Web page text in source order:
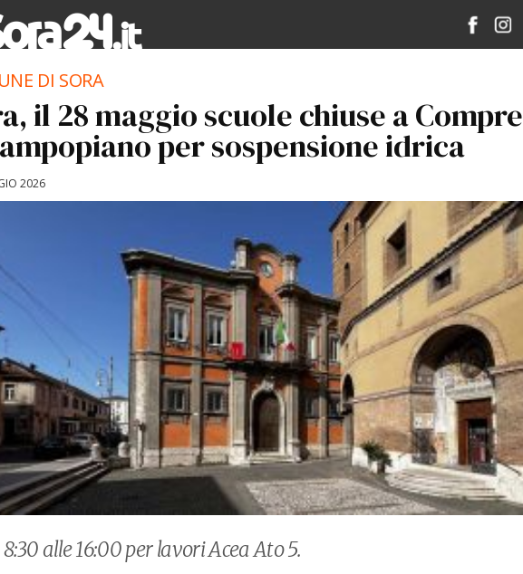
DI SORA
il 28 maggio scuole chiuse a Compre
per sospensione idrica
2026
alle 16:00 per lavori Acea Ato 5.